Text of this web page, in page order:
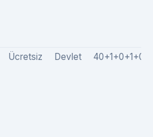
Ücretsiz Devlet 40+1+0+1+0